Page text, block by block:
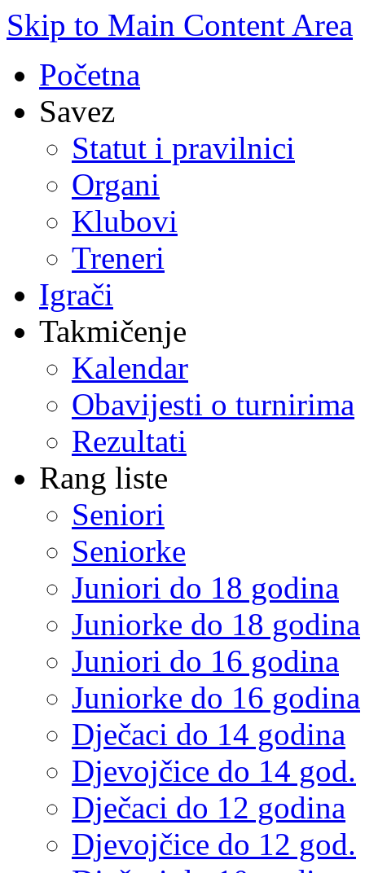
Skip to Main Content Area
Početna
Savez
Statut i pravilnici
Organi
Klubovi
Treneri
Igrači
Takmičenje
Kalendar
Obavijesti o turnirima
Rezultati
Rang liste
Seniori
Seniorke
Juniori do 18 godina
Juniorke do 18 godina
Juniori do 16 godina
Juniorke do 16 godina
Dječaci do 14 godina
Djevojčice do 14 god.
Dječaci do 12 godina
Djevojčice do 12 god.